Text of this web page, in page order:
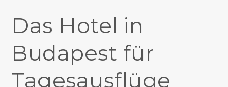
Das Hotel in
Budapest für
Tagesausflüge